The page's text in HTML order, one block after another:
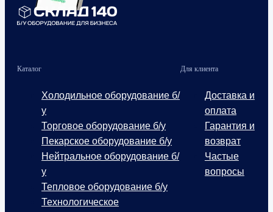
Каталог
Холодильное оборудование б/
у
Торговое оборудование б/у
Пекарское оборудование б/у
Нейтральное оборудование б/
у
Тепловое оборудование б/у
Технологическое
Для клиента
Доставка и
оплата
Гарантия и
возврат
Частые
вопросы